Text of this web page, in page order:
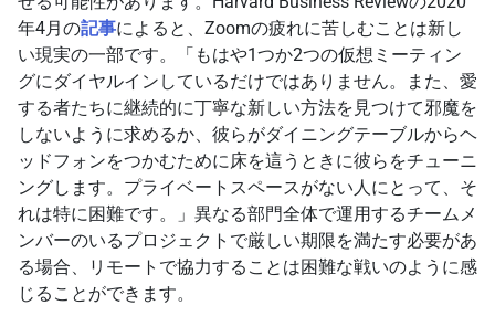
年4月の記事によると、Zoomの疲れに苦しむことは新し
い現実の一部です。「もはや1つか2つの仮想ミーティン
グにダイヤルインしているだけではありません。また、愛
する者たちに継続的に丁寧な新しい方法を見つけて邪魔を
しないように求めるか、彼らがダイニングテーブルからヘ
ッドフォンをつかむために床を這うときに彼らをチューニ
ングします。プライベートスペースがない人にとって、そ
れは特に困難です。」異なる部門全体で運用するチームメ
ンバーのいるプロジェクトで厳しい期限を満たす必要があ
る場合、リモートで協力することは困難な戦いのように感
じることができます。